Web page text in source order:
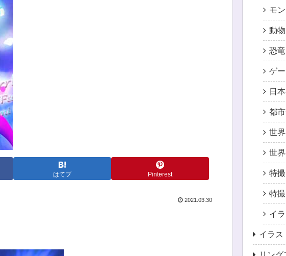
はてブ Pinterest
2021.03.30
モ
動
恐
ゲ
日
都
世
世
特
特
イ
イラス